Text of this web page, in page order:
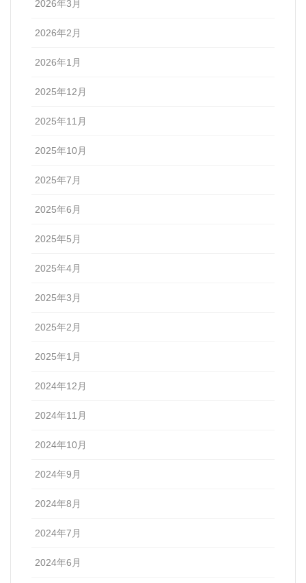
2026年3月
2026年2月
2026年1月
2025年12月
2025年11月
2025年10月
2025年7月
2025年6月
2025年5月
2025年4月
2025年3月
2025年2月
2025年1月
2024年12月
2024年11月
2024年10月
2024年9月
2024年8月
2024年7月
2024年6月